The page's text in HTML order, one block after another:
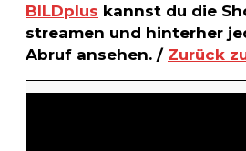
BILDplus kannst du die
streamen und hinterher
Abruf ansehen. / Zurück